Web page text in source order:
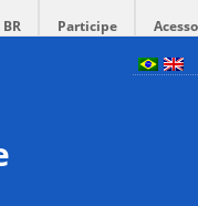
Participe